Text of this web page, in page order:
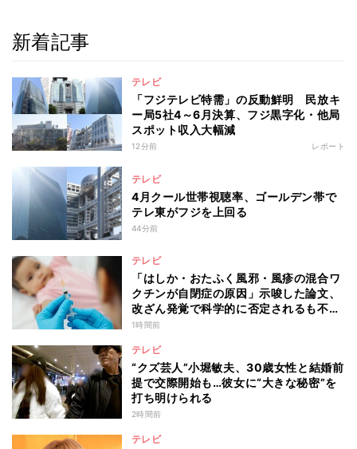
新着記事
テレビ
「フジテレビ特需」の反動鮮明 民放キ
ー局5社4～6月決算、フジ黒字化・他局
スポット収入大幅減
12分前 レポート
テレビ
4月クール世帯視聴率、ゴールデン帯で
テレ東がフジを上回る
44分前
テレビ
「はしか・おたふく風邪・風疹の混合ワ
クチンが自閉症の原因」示唆した論文、
改ざん発覚で科学的に否定されるも不安
消えず…科学者たちの反証はなぜ届かな
1時間前
テレビ
“クズ芸人”小堀敏夫、30歳女性と結婚前
提で交際開始も…彼女に“大きな秘密”を
打ち明けられる
2時間前
テレビ